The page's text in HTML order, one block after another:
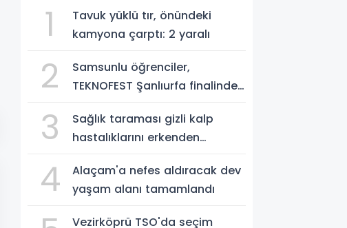
1
Tavuk yüklü tır, önündeki
kamyona çarptı: 2 yaralı
2
Samsunlu öğrenciler,
TEKNOFEST Şanlıurfa finalinde
3
Sağlık taraması gizli kalp
hastalıklarını erkenden
4
Alaçam'a nefes aldıracak dev
yaşam alanı tamamlandı
Vezirköprü TSO'da seçim